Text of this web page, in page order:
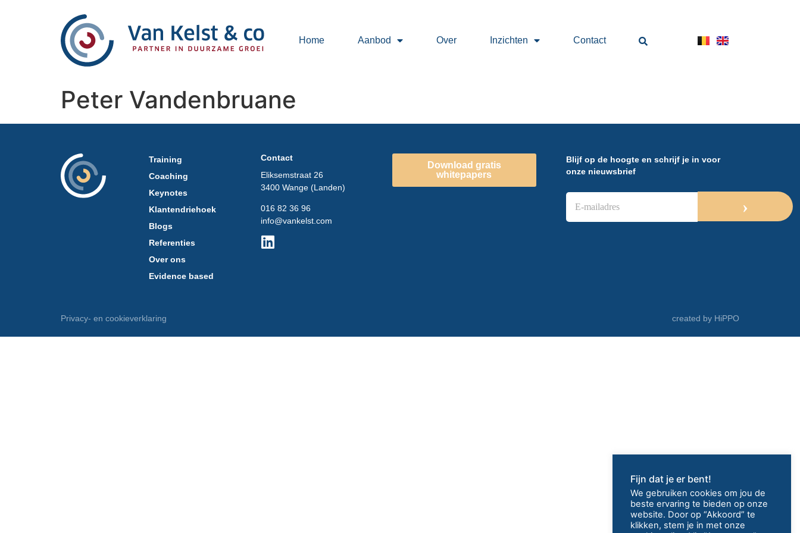
Home Aanbod Over Inzichten Contact
Peter Vandenbruane
Training
Coaching
Keynotes
Klantendriehoek
Blogs
Referenties
Over ons
Evidence based
Contact
Eliksemstraat 26
3400 Wange (Landen)
016 82 36 96
info@vankelst.com
Download gratis
whitepapers
Blijf op de hoogte en schrijf je in voor
onze nieuwsbrief
E
m
›
Privacy- en cookieverklaring created by HiPPO
Fijn dat je er bent!
We gebruiken cookies om jou de
beste ervaring te bieden op onze
website. Door op “Akkoord” te
klikken, stem je in met onze